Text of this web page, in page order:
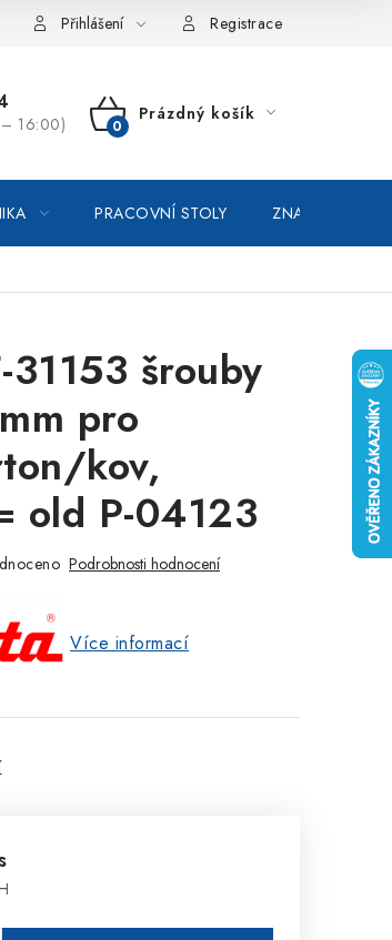
od smlouvy Online platby Comgate
Přihlášení Registrace
16:00)
NÁKUPNÍ
Prázdný košík
PRACOVNÍ STOLY ZNAČKOVACÍ
šrouby
pro
kov,
old P-04123
Podrobnosti hodnocení
Více informací